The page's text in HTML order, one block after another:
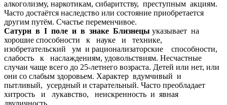
алкоголизму, наркотикам, сибаритству, преступным акциям.
Часто достаётся наследство или состояние приобретается
другим путём. Счастье переменчивое.
Сатурн в I поле и в знаке Близнецы указывает на
хорошие способности к науке и технике,
изобретательский ум и рационализаторские способности,
слабость к наслаждениям, удовольствиям. Несчастные
случаи чаще всего до 25-летнего возраста. Детей или нет, или
они со слабым здоровьем. Характер вдумчивый и
пытливый, усердный и старательный. Часто преобладает
хитрость и лукавство, неискренность и явная
двуличность.